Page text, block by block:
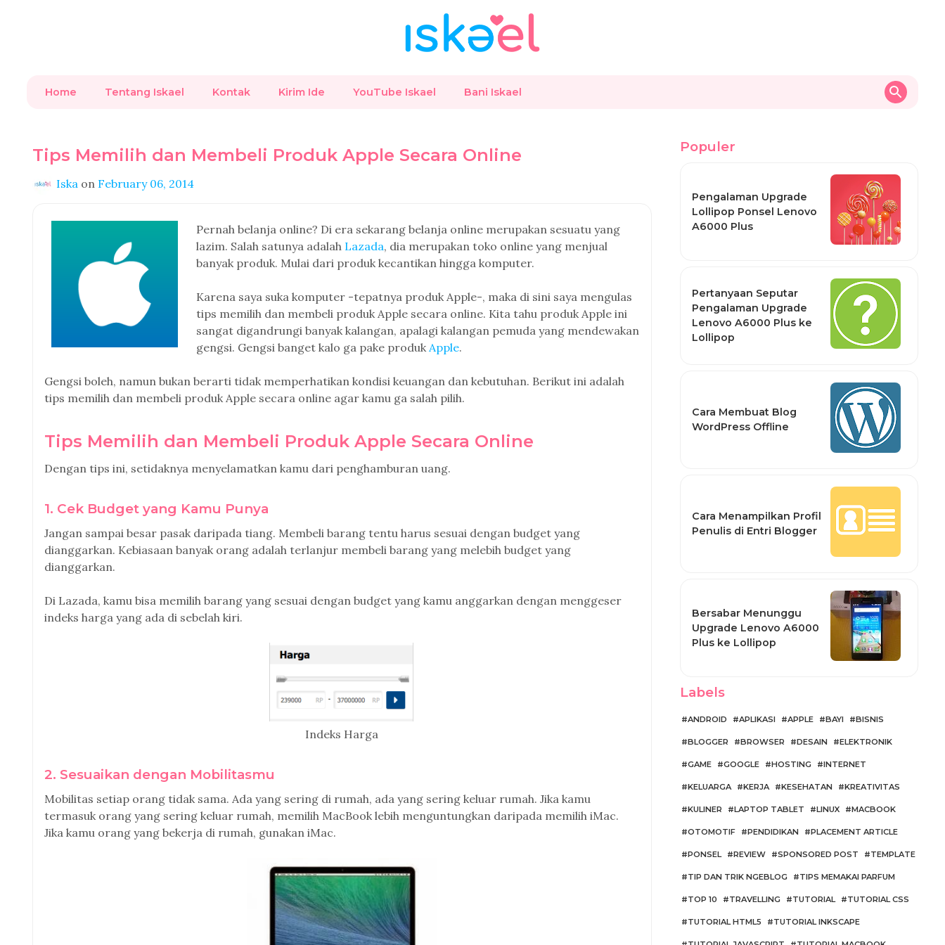
Home Tentang Iskael Kontak Kirim Ide YouTube Iskael Bani Iskael
Tips Memilih dan Membeli Produk Apple Secara Online
Iska on February 06, 2014
Pernah belanja online? Di era sekarang belanja online merupakan sesuatu yang
lazim. Salah satunya adalah Lazada, dia merupakan toko online yang menjual
banyak produk. Mulai dari produk kecantikan hingga komputer.
Karena saya suka komputer -tepatnya produk Apple-, maka di sini saya mengulas
tips memilih dan membeli produk Apple secara online. Kita tahu produk Apple ini
sangat digandrungi banyak kalangan, apalagi kalangan pemuda yang mendewakan
gengsi. Gengsi banget kalo ga pake produk Apple.
Gengsi boleh, namun bukan berarti tidak memperhatikan kondisi keuangan dan kebutuhan. Berikut ini adalah
tips memilih dan membeli produk Apple secara online agar kamu ga salah pilih.
Tips Memilih dan Membeli Produk Apple Secara Online
Dengan tips ini, setidaknya menyelamatkan kamu dari penghamburan uang.
1. Cek Budget yang Kamu Punya
Jangan sampai besar pasak daripada tiang. Membeli barang tentu harus sesuai dengan budget yang
dianggarkan. Kebiasaan banyak orang adalah terlanjur membeli barang yang melebih budget yang
dianggarkan.
Di Lazada, kamu bisa memilih barang yang sesuai dengan budget yang kamu anggarkan dengan menggeser
indeks harga yang ada di sebelah kiri.
Indeks Harga
2. Sesuaikan dengan Mobilitasmu
Mobilitas setiap orang tidak sama. Ada yang sering di rumah, ada yang sering keluar rumah. Jika kamu
termasuk orang yang sering keluar rumah, memilih MacBook lebih menguntungkan daripada memilih iMac.
Jika kamu orang yang bekerja di rumah, gunakan iMac.
Populer
Pengalaman Upgrade
Lollipop Ponsel Lenovo
A6000 Plus
Pertanyaan Seputar
Pengalaman Upgrade
Lenovo A6000 Plus ke
Lollipop
Cara Membuat Blog
WordPress Offline
Cara Menampilkan Profil
Penulis di Entri Blogger
Bersabar Menunggu
Upgrade Lenovo A6000
Plus ke Lollipop
Labels
ANDROID APLIKASI APPLE BAYI BISNIS
BLOGGER BROWSER DESAIN ELEKTRONIK
GAME GOOGLE HOSTING INTERNET
KELUARGA KERJA KESEHATAN KREATIVITAS
KULINER LAPTOP TABLET LINUX MACBOOK
OTOMOTIF PENDIDIKAN PLACEMENT ARTICLE
PONSEL REVIEW SPONSORED POST TEMPLATE
TIP DAN TRIK NGEBLOG TIPS MEMAKAI PARFUM
TOP 10 TRAVELLING TUTORIAL TUTORIAL CSS
TUTORIAL HTML5 TUTORIAL INKSCAPE